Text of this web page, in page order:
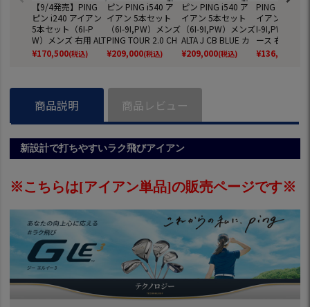
【9/4発売】PING
ピン i240 アイアン
5本セット（6I-P
W）メンズ 右用 ALT
A J CB BLUE / TOU
R 2.0 CHROME I カ
フクラブ
¥170,500(税込)
ピン PING i540 ア
イアン 5本セット
（6I-9I,PW）メンズ
PING TOUR 2.0 CH
ROME I カーボン 20
26年モデル 日本正
¥209,000(税込)
ピン PING i540 ア
イアン 5本セット
（6I-9I,PW）メンズ
ALTA J CB BLUE カ
ーボン 2026年モデ
ル 日本正規品 日本
¥209,000(税込)
PING ピン G
イアン 4本セ
I-9I,PW,SW)
ース 右用
カーボン
デル 日本正
¥136,400
商品説明 商品レビュー
新設計で打ちやすいラク飛びアイアン
※こちらは[アイアン単品]の販売ページです※